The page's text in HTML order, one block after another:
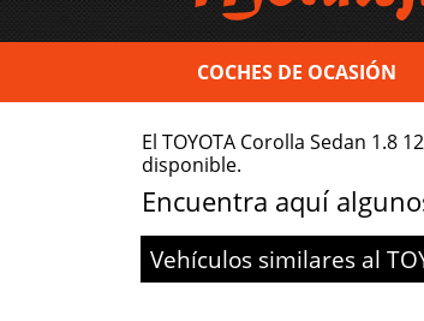
COCHES DE OCASIÓN
El TOYOTA Corolla Sedan 1.8
disponible.
Encuentra aquí
Vehículos similares al